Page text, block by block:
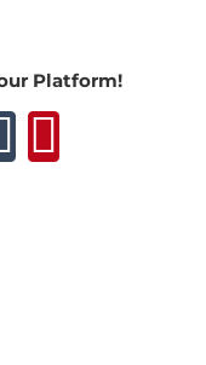
Platform!